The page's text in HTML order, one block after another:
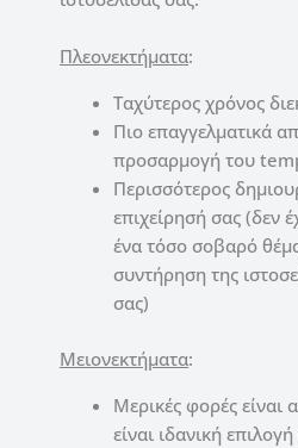
Πλεονεκτήματα:
Ταχύτερος χρόνος
Πιο επαγγελματικά
προσαρμογή του
Περισσότερος
επιχείρησή σας (δεν
ένα τόσο σοβαρό
συντήρηση της
σας)
Μειονεκτήματα:
Μερικές φορές είναι
είναι ιδανική επιλογή